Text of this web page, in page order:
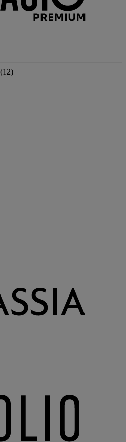
(12)